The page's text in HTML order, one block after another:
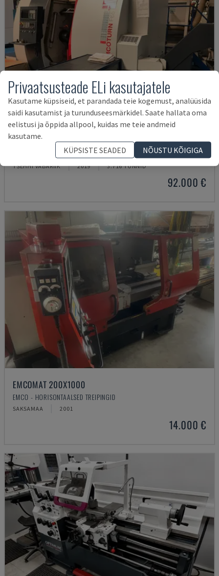
EMCOTURN 65
EMCO - HORISONTAALSED TREIPINGID
TŠEHHI VABARIIK 2019 3.716 TUNNID
92.000 €
EMCOMAT 200X1000
EMCO - HORISONTAALSED TREIPINGID
SAKSAMAA 2001
14.000 €
Privaatsusteade ELi kasutajatele
Kasutame küpsiseid, et parandada teie kogemust, analüüsida
saidi kasutamist ja turunduseesmärkidel. Saate hallata oma
eelistusi ja õppida allpool, kuidas me teie andmeid
kasutame.
KÜPSISTE SEADED
NÕUSTU KÕIGIGA